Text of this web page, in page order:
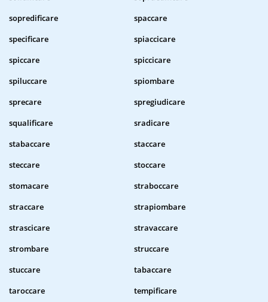
sopredificare
spaccare
specificare
spiaccicare
spiccare
spiccicare
spiluccare
spiombare
sprecare
spregiudicare
squalificare
sradicare
stabaccare
staccare
steccare
stoccare
stomacare
straboccare
straccare
strapiombare
strascicare
stravaccare
strombare
struccare
stuccare
tabaccare
taroccare
tempificare